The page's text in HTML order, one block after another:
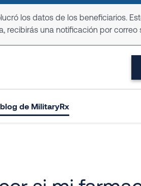
los datos de los beneficiarios.
una notificación por
blog de MilitaryRx